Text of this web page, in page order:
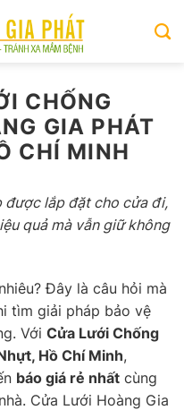
CHỐNG
GIA PHÁT
CHÍ MINH
được lắp đặt cho cửa đi,
quả mà vẫn giữ không
Đây là câu hỏi mà
tìm giải pháp bảo vệ
Với Cửa Lưới Chống
Hồ Chí Minh,
báo giá rẻ nhất cùng
Cửa Lưới Hoàng Gia